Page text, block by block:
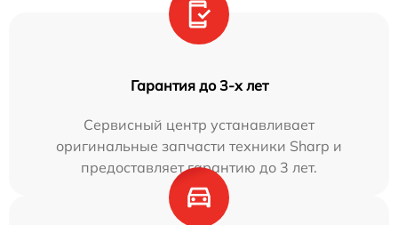
Гарантия до 3-х лет
Сервисный центр устанавливает
оригинальные запчасти техники Sharp и
предоставляет гарантию до 3 лет.